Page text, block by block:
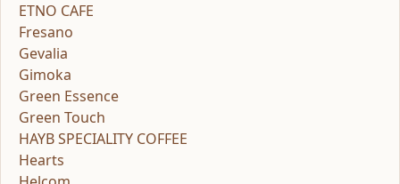
ETNO CAFE
Fresano
Gevalia
Gimoka
Green Essence
Green Touch
HAYB SPECIALITY COFFEE
Hearts